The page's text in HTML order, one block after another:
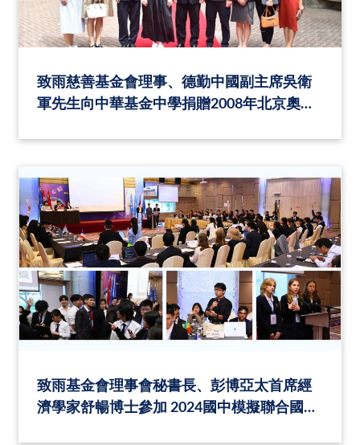
致雨慈善基金會理事、德勤中國副主席吳衛
軍先生向中華基金中學捐贈2008年北京奧運
致雨基金會理事會秘書長、彭博亞太首席經
濟學家舒暢博士參加 2024國中模擬聯合國教